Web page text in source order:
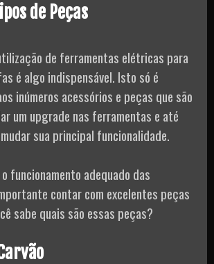
de Peças
de ferramentas elétricas para
é algo indispensável. Isto só é
inúmeros acessórios e peças que são
um upgrade nas ferramentas e até
sua principal funcionalidade.
funcionamento adequado das
contar com excelentes peças
sabe quais são essas peças?